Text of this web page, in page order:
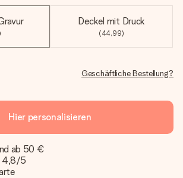
Deckel mit Druck
(44,99)
Geschäftliche Bestellung?
Hier personalisieren
ab 50 €
4,8/5